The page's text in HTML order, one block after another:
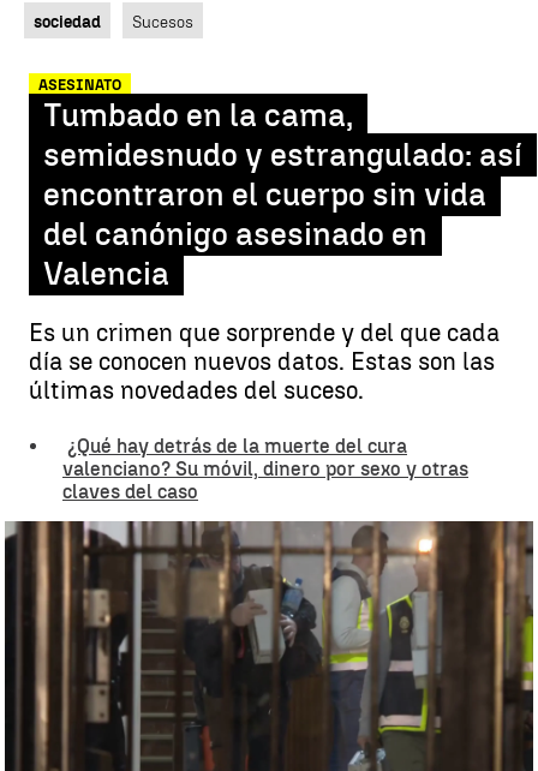
sociedad Sucesos
ASESINATO
Tumbado en la cama,
semidesnudo y estrangulado: así
encontraron el cuerpo sin vida
del canónigo asesinado en
Valencia
Es un crimen que sorprende y del que cada
día se conocen nuevos datos. Estas son las
últimas novedades del suceso.
¿Qué hay detrás de la muerte del cura
valenciano? Su móvil, dinero por sexo y otras
claves del caso
Así es como encontraron el cuerpo sin vida del canónigo asesinado
en Valencia | Antena 3 Noticias
Ángela Clemente
Publicado:
25 de enero de 2024, 20:14